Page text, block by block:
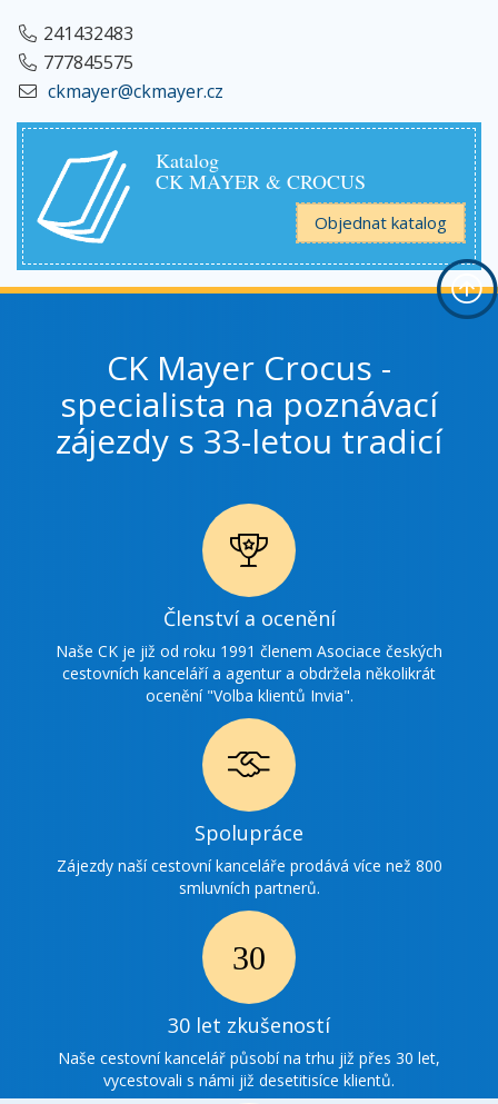
241432483
777845575
ckmayer@ckmayer.cz
Katalog
CK MAYER & CROCUS
Objednat katalog
CK Mayer Crocus -
specialista na poznávací
zájezdy s 33-letou tradicí
Ikonka
ocenění
Členství a ocenění
Naše CK je již od roku 1991 členem Asociace českých
cestovních kanceláří a agentur a obdržela několikrát
ocenění "Volba klientů Invia".
Ikonka
spolupráce
Spolupráce
Zájezdy naší cestovní kanceláře prodává více než 800
smluvních partnerů.
30 Ikonka
zkušenosti
30 let zkušeností
Naše cestovní kancelář působí na trhu již přes 30 let,
vycestovali s námi již desetitisíce klientů.